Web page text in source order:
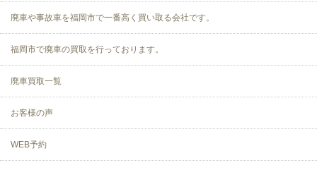
廃車や事故車を福岡市で一番高く買い取る会社です。
福岡市で廃車の買取を行っております。
廃車買取一覧
お客様の声
WEB予約